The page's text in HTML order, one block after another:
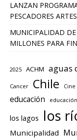
LANZAN
PESCADORES
MUNICIPALIDAD
MILLONES PARA
2025 ACHM aguas
Cancer Chile Cine
educación
los lagos los
Municipalidad